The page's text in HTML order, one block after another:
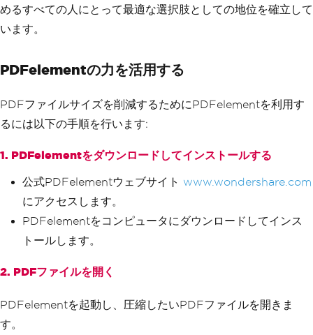
めるすべての人にとって最適な選択肢としての地位を確立して
います。
PDFelementの力を活用する
PDFファイルサイズを削減するためにPDFelementを利用す
るには以下の手順を行います:
1. PDFelementをダウンロードしてインストールする
公式PDFelementウェブサイト www.wondershare.com
にアクセスします。
PDFelementをコンピュータにダウンロードしてインス
トールします。
2. PDFファイルを開く
PDFelementを起動し、圧縮したいPDFファイルを開きま
す。